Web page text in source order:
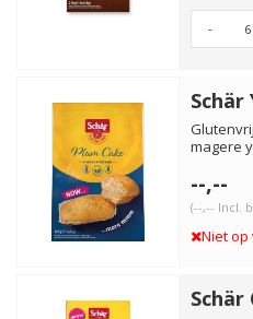
-
Schär
magere
--,--
(--,-- Incl.
Niet